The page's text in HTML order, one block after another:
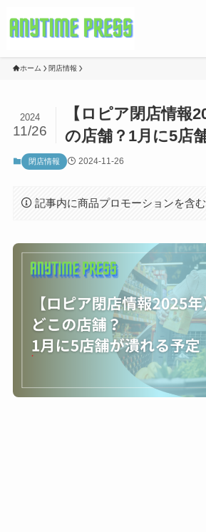
ホーム 閉店情報
【ロピア閉店情報
の店舗？1月に5店
2024
11/26
閉店情報 2024-11-26
記事内に商品プロモーションを含